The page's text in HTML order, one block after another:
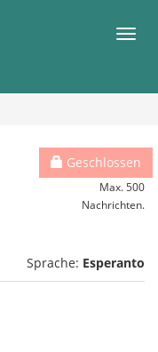
Geschlossen
Max. 500
Nachrichten.
Sprache: Esperanto